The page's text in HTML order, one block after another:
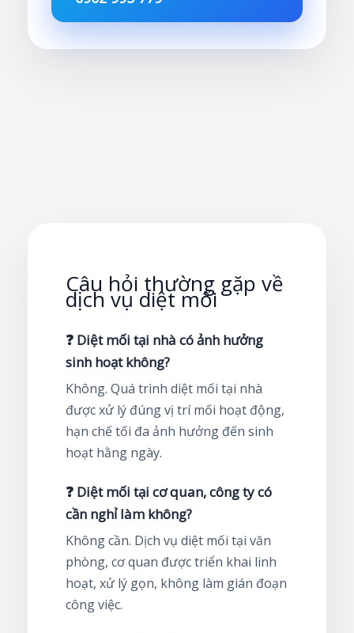
Câu hỏi thường gặp về
dịch vụ diệt mối
❓ Diệt mối tại nhà có ảnh hưởng
sinh hoạt không?
Không. Quá trình diệt mối tại nhà
được xử lý đúng vị trí mối hoạt động,
hạn chế tối đa ảnh hưởng đến sinh
hoạt hằng ngày.
❓ Diệt mối tại cơ quan, công ty có
cần nghỉ làm không?
Không cần. Dịch vụ diệt mối tại văn
phòng, cơ quan được triển khai linh
hoạt, xử lý gọn, không làm gián đoạn
công việc.